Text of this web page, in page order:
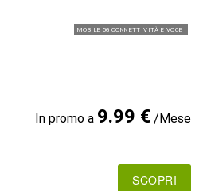
MOBILE 5G CONNETTIVITÀ E VOCE
In promo a 9.99 €/Mese
SCOPRI